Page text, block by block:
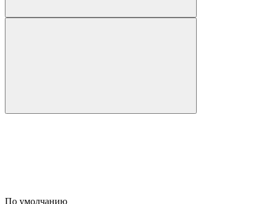
По умолчанию